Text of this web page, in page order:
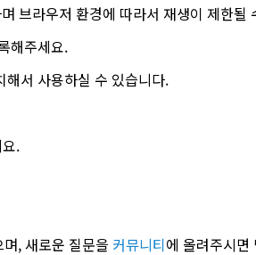
브라우저 환경에 따라서 재생이 제한될
해주세요.
서 사용하실 수 있습니다.
.
, 새로운 질문을 커뮤니티에 올려주시면